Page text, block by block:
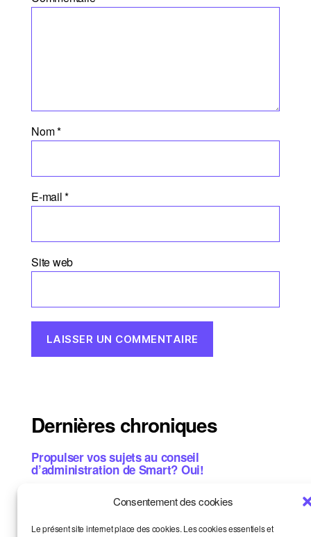
Consentement des cookies
Le présent site internet place des cookies. Les cookies essentiels et
Nom*
E-mail*
Site web
Dernières chroniques
Propulser vos sujets au conseil
d’administration de Smart? Oui!
L’aventure collective: les chiffres concrets de